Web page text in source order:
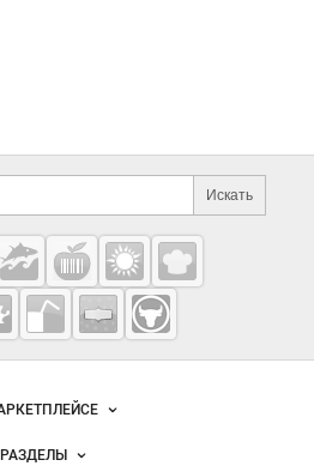
информация
Поиск по сайту и
Искать
проекты
контакты
Fruitinfo.ru
РАЗДЕЛЫ